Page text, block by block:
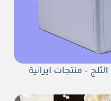
– منتجات ايرانية